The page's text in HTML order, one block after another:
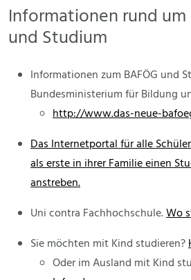
Informationen rund
und Studium
Informationen zum BAFÖG und
Bundesministerium für Bildung
http://www.das-neue-
Das Internetportal für alle
als erste in ihrer Familie einen
anstreben.
Uni contra Fachhochschule.Wo
Sie möchten mit Kind studieren?
Oder im Ausland mit Kind